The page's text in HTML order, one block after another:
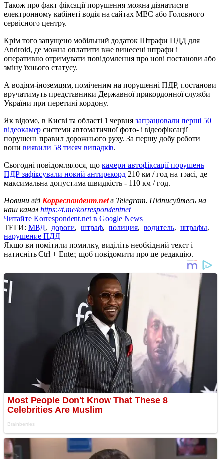
Також про факт фіксації порушення можна дізнатися в
електронному кабінеті водія на сайтах МВС або Головного
сервісного центру.
Крім того запущено мобільний додаток Штрафи ПДД для
Android, де можна оплатити вже винесені штрафи і
оперативно отримувати повідомлення про нові постанови або
зміну їхнього статусу.
А водіям-іноземцям, поміченим на порушенні ПДР, постанови
вручатимуть представники Державної прикордонної служби
України при перетині кордону.
Як відомо, в Києві та області 1 червня запрацювали перші 50
відеокамер системи автоматичної фото- і відеофіксації
порушень правил дорожнього руху. За першу добу роботи
вони виявили 58 тисяч випадків.
Сьогодні повідомлялося, що камери автофіксації порушень
ПДР зафіксували новий антирекорд 210 км / год на трасі, де
максимальна допустима швидкість - 110 км / год.
Новини від Корреспондент.netв Telegram. Підписуйтесь на
наш канал https://t.me/korrespondentnet
Читайте Korrespondent.net в Google News
ТЕГИ: МВД, дороги, штраф, полиция, водитель, штрафы,
нарушение ПДД
Якщо ви помітили помилку, виділіть необхідний текст і
натисніть Ctrl + Enter, щоб повідомити про це редакцію.